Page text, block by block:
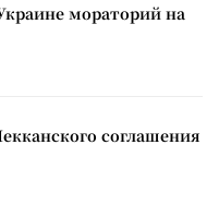
мораторий на
соглашения